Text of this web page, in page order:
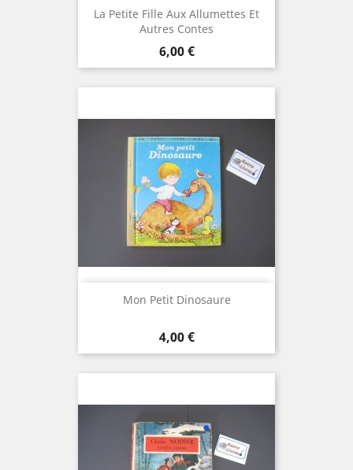
La Petite Fille Aux Allumettes Et
Autres Contes
Prix
6,00 €
Mon Petit Dinosaure
Prix
4,00 €